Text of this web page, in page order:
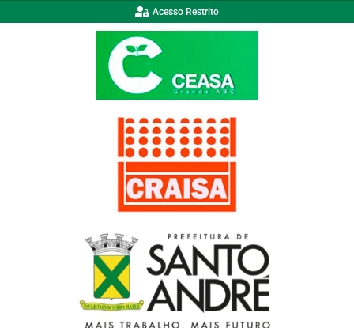
Acesso Restrito